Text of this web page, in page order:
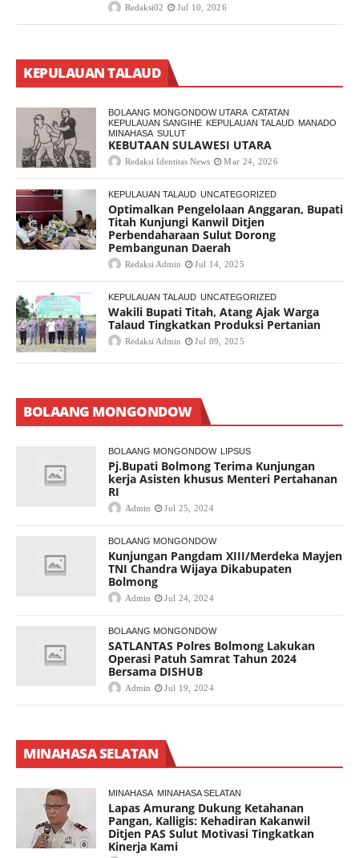
Redaksi02 Jul 10, 2026
KEPULAUAN TALAUD
BOLAANG MONGONDOW UTARA CATATAN
KEPULAUAN SANGIHE KEPULAUAN TALAUD MANADO
MINAHASA SULUT
KEBUTAAN SULAWESI UTARA
Redaksi Identitas News Mar 24, 2026
KEPULAUAN TALAUD UNCATEGORIZED
Optimalkan Pengelolaan Anggaran, Bupati
Titah Kunjungi Kanwil Ditjen
Perbendaharaan Sulut Dorong
Pembangunan Daerah
Redaksi Admin Jul 14, 2025
KEPULAUAN TALAUD UNCATEGORIZED
Wakili Bupati Titah, Atang Ajak Warga
Talaud Tingkatkan Produksi Pertanian
Redaksi Admin Jul 09, 2025
BOLAANG MONGONDOW
BOLAANG MONGONDOW LIPSUS
Pj.Bupati Bolmong Terima Kunjungan
kerja Asisten khusus Menteri Pertahanan
RI
Admin Jul 25, 2024
BOLAANG MONGONDOW
Kunjungan Pangdam XIII/Merdeka Mayjen
TNI Chandra Wijaya Dikabupaten
Bolmong
Admin Jul 24, 2024
BOLAANG MONGONDOW
SATLANTAS Polres Bolmong Lakukan
Operasi Patuh Samrat Tahun 2024
Bersama DISHUB
Admin Jul 19, 2024
MINAHASA SELATAN
MINAHASA MINAHASA SELATAN
Lapas Amurang Dukung Ketahanan
Pangan, Kalligis: Kehadiran Kakanwil
Ditjen PAS Sulut Motivasi Tingkatkan
Kinerja Kami